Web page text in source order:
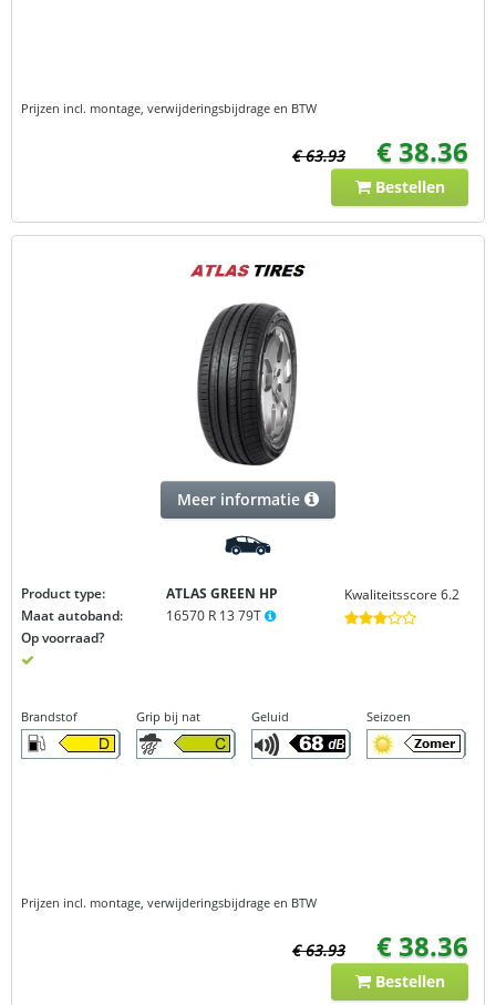
Prijzen incl. montage, verwijderingsbijdrage en BTW
€ 63.93 € 38.36
Bestellen
Meer informatie
Product type: ATLAS GREEN HP
Maat autoband:
16570 R 13 79T
Op voorraad?
Kwaliteitsscore 6.2
Brandstof Grip bij nat Geluid Seizoen
Prijzen incl. montage, verwijderingsbijdrage en BTW
€ 63.93 € 38.36
Bestellen